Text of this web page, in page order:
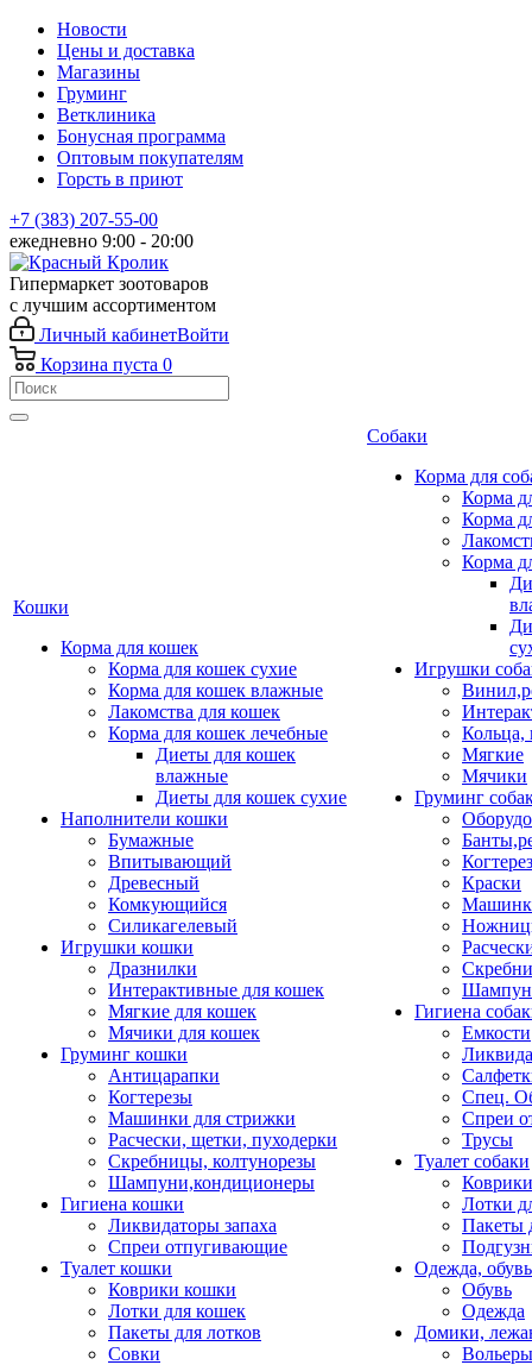
Новости
Цены и доставка
Магазины
Груминг
Ветклиника
Бонусная программа
Оптовым покупателям
Горсть в приют
+7 (383) 207-55-00
ежедневно 9:00 - 20:00
Гипермаркет зоотоваров
с лучшим ассортиментом
Личный кабинетВойти
Корзина пуста 0
Кошки
Корма для кошек
Корма для кошек сухие
Корма для кошек влажные
Лакомства для кошек
Корма для кошек лечебные
Диеты для кошек
влажные
Диеты для кошек сухие
Наполнители кошки
Бумажные
Впитывающий
Древесный
Комкующийся
Силикагелевый
Игрушки кошки
Дразнилки
Интерактивные для кошек
Мягкие для кошек
Мячики для кошек
Груминг кошки
Антицарапки
Когтерезы
Машинки для стрижки
Расчески, щетки, пуходерки
Скребницы, колтунорезы
Шампуни,кондиционеры
Гигиена кошки
Ликвидаторы запаха
Спреи отпугивающие
Туалет кошки
Коврики кошки
Лотки для кошек
Пакеты для лотков
Совки
Собаки
Корма для
Корма
Корма
Корма
Игрушки
Кольца,
Мягкие
Мячики
Груминг
Краски
Гигиена
Емкости
Спец.
Спреи
Трусы
Туалет собаки
Коврики
Лотки
Пакеты
Одежда, обувь
Обувь
Одежда
Домики,